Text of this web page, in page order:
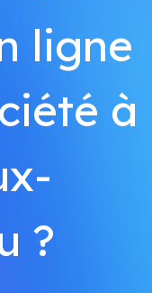
ligne
à
?